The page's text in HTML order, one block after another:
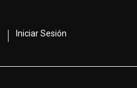
Iniciar Sesión